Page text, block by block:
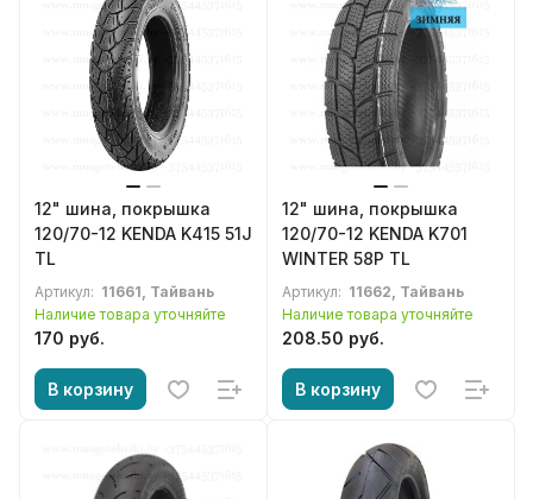
12" шина, покрышка
120/70-12 KENDA K415 51J
TL
Артикул: 11661, Тайвань
Наличие товара уточняйте
170 руб.
В корзину
12" шина, покрышка
120/70-12 KENDA K701
WINTER 58P TL
Артикул: 11662, Тайвань
Наличие товара уточняйте
208.50 руб.
В корзину